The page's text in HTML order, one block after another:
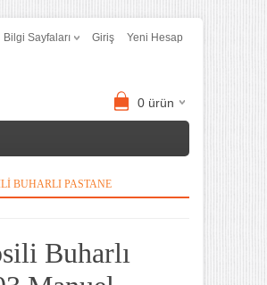
Bilgi Sayfaları Giriş Yeni Hesap
0 ürün
BUHARLI PASTANE
Buharlı